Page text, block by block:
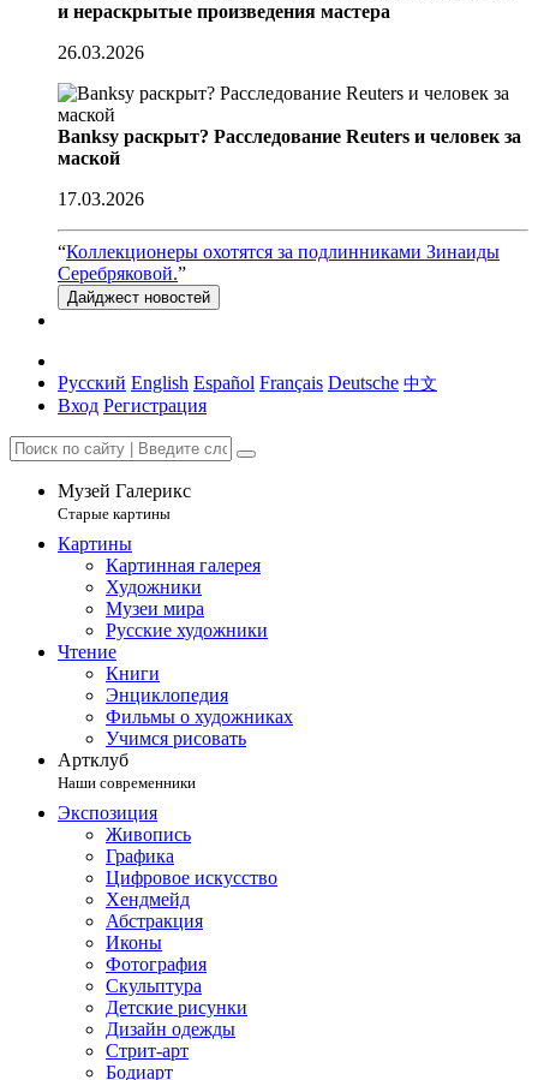
и нераскрытые произведения мастера
26.03.2026
Banksy раскрыт? Расследование Reuters и человек за
маской
17.03.2026
“Коллекционеры охотятся за подлинниками Зинаиды
Серебряковой.”
Дайджест новостей
Русский English Español Français Deutsche 中文
Вход Регистрация
Музей Галерикс
Старые картины
Картины
Картинная галерея
Художники
Музеи мира
Русские художники
Чтение
Книги
Энциклопедия
Фильмы о художниках
Учимся рисовать
Артклуб
Наши современники
Экспозиция
Живопись
Графика
Цифровое искусство
Хендмейд
Абстракция
Иконы
Фотография
Скульптура
Детские рисунки
Дизайн одежды
Стрит-арт
Бодиарт